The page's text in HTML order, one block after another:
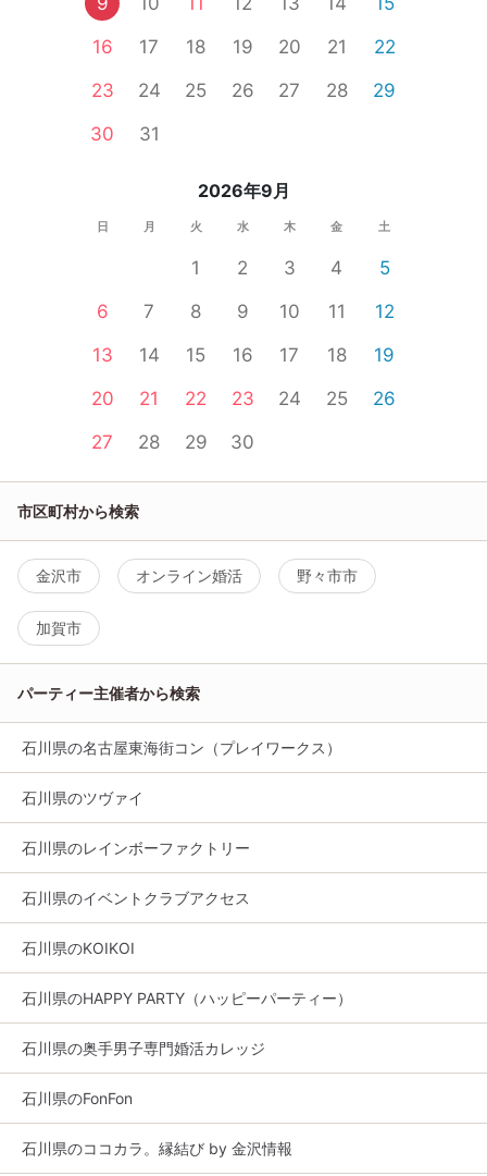
16
17 18 19 20 21
22
23
24 25 26 27 28
29
30
31
2026年9月
日 月 火 水 木 金 土
1 2 3 4
5
6
7 8 9 10 11
12
13
14 15 16 17 18
19
20
21 22 23 24 25
26
27
28 29 30
市区町村から検索
金沢市 オンライン婚活 野々市市
加賀市
パーティー主催者から検索
石川県の名古屋東海街コン（プレイワークス）
石川県のツヴァイ
石川県のレインボーファクトリー
石川県のイベントクラブアクセス
石川県のKOIKOI
石川県のHAPPY PARTY（ハッピーパーティー）
石川県の奥手男子専門婚活カレッジ
石川県のFonFon
石川県のココカラ。縁結び by 金沢情報